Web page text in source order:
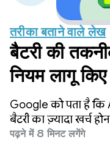
तरीका बताने वाले लेख
बैटरी की
नियम लागू
सामान्य
ऑप्टिमाइज़
Google को पता है
बैटरी का ज़्यादा खर्च
Google ने डेवलपर को
पढ़ने में 8 मिनट लगेंगे